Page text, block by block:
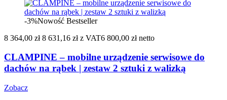
-3%Nowość Bestseller
8 364,00 zł 8 631,16 zł z VAT6 800,00 zł netto
CLAMPINE – mobilne urządzenie serwisowe do
dachów na rąbek | zestaw 2 sztuki z walizką
Zobacz